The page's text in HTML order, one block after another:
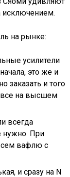
исключением.
на рынке:
усилители
это же и
заказать и того
все на высшем
всегда
нужно. При
вафлю с
и сразу на N